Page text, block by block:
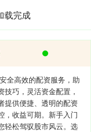
载完成
全高效的配资服务，助
巧，灵活资金配置，
提供便捷、透明的配资
，收益可期。新手入门
轻松驾驭股市风云。选